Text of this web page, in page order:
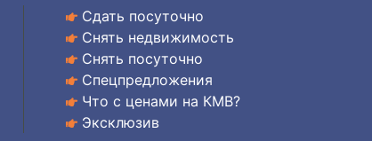
Сдать посуточно
Снять недвижимость
Снять посуточно
Спецпредложения
Что с ценами на КМВ?
Эксклюзив